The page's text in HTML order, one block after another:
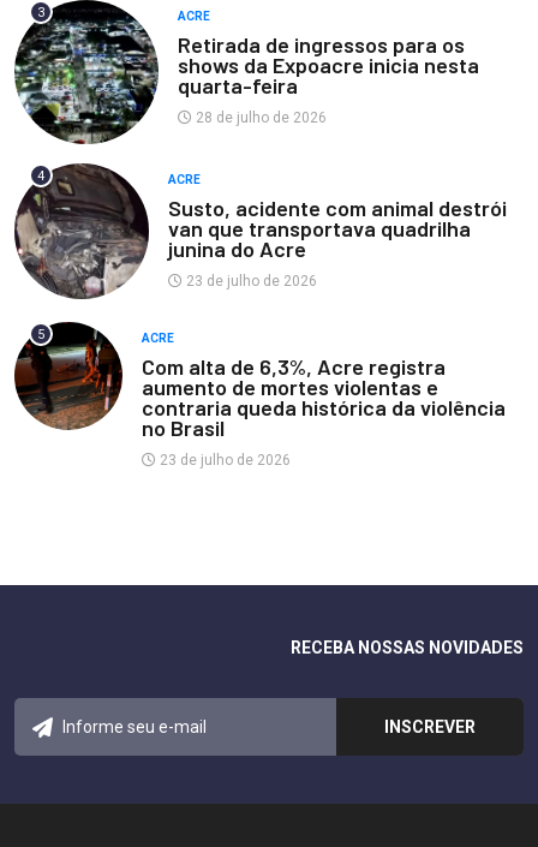
3 ACRE
Retirada de ingressos para os
shows da Expoacre inicia nesta
quarta-feira
28 de julho de 2026
4 ACRE
Susto, acidente com animal destrói
van que transportava quadrilha
junina do Acre
23 de julho de 2026
5 ACRE
Com alta de 6,3%, Acre registra
aumento de mortes violentas e
contraria queda histórica da violência
no Brasil
23 de julho de 2026
RECEBA NOSSAS NOVIDADES